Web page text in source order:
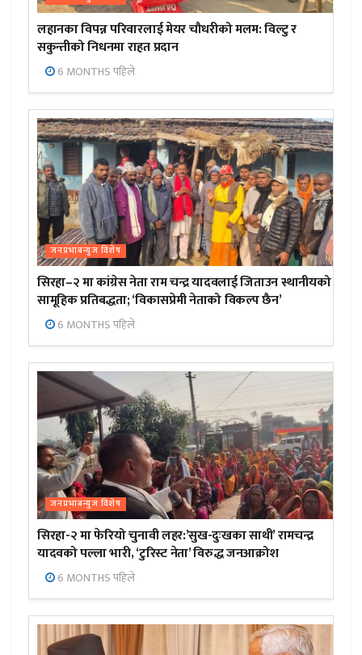
लहानका विपन्न परिवारलाई मेयर चौधरीको मलम: विल्टु र
सकुन्तीको निधनमा राहत प्रदान
6 MONTHS पहिले
जनप्रभाबन्युज विशेष
सिरहा–२ मा कांग्रेस नेता राम चन्द्र यादवलाई जिताउन स्थानीयको
सामूहिक प्रतिबद्धता; ‘विकासप्रेमी नेताको विकल्प छैन’
6 MONTHS पहिले
जनप्रभाबन्युज विशेष
सिरहा-२ मा फेरियो चुनावी लहर:’सुख-दुःखका साथी’ रामचन्द्र
यादवको पल्ला भारी, ‘टुरिस्ट नेता’ विरुद्ध जनआक्रोश
6 MONTHS पहिले